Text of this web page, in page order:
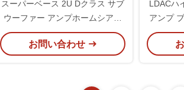
スーパーベース 2U Dクラス サブ
ウーファー アンプホームシアタ
ー モノアンプ 1000W RMS
お問い合わせ
LDACハ
アンプ
ィー受